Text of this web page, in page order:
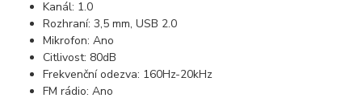
Kanál: 1.0
Rozhraní: 3,5 mm, USB 2.0
Mikrofon: Ano
Citlivost: 80dB
Frekvenční odezva: 160Hz-20kHz
FM rádio: Ano